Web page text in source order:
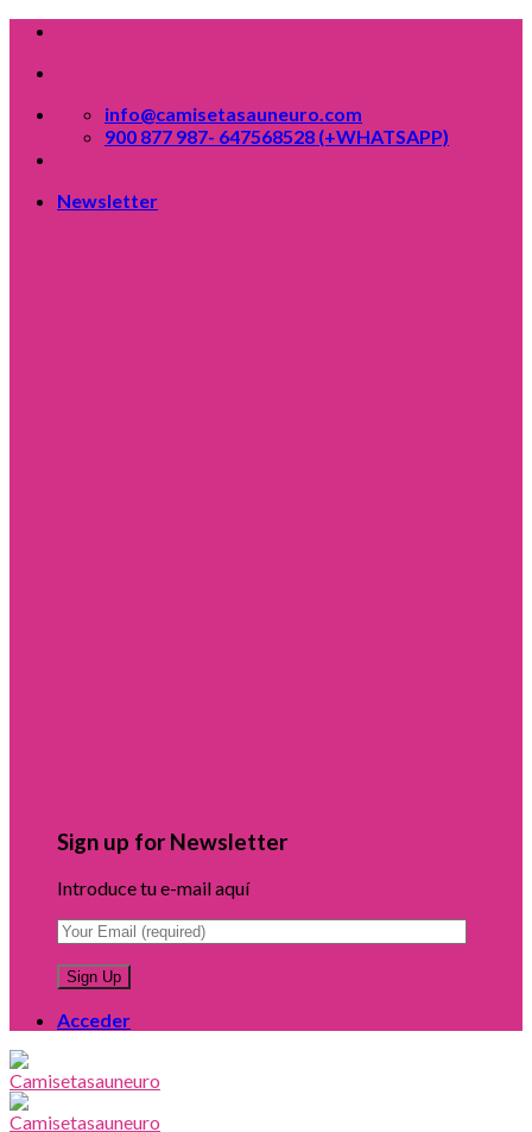
Skip
content
info@camisetasauneuro.com
900 877 987- 647568528 (+WHATSAPP)
Newsletter
Sign up for Newsletter
Introduce tu e-mail aquí
Acceder